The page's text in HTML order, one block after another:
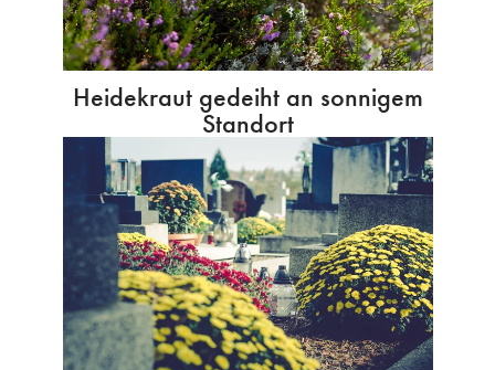
Heidekraut gedeiht an sonnigem
Standort